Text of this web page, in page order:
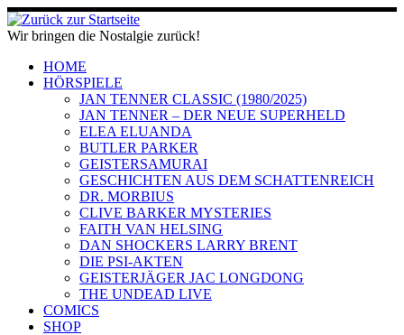
Zum
Inhalt
springen
Wir bringen die Nostalgie zurück!
HOME
HÖRSPIELE
JAN TENNER CLASSIC (1980/2025)
JAN TENNER – DER NEUE SUPERHELD
ELEA ELUANDA
BUTLER PARKER
GEISTERSAMURAI
GESCHICHTEN AUS DEM SCHATTENREICH
DR. MORBIUS
CLIVE BARKER MYSTERIES
FAITH VAN HELSING
DAN SHOCKERS LARRY BRENT
DIE PSI-AKTEN
GEISTERJÄGER JAC LONGDONG
THE UNDEAD LIVE
COMICS
SHOP